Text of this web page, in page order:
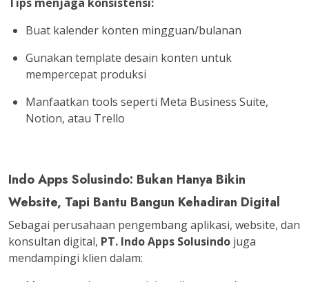
Buat kalender konten mingguan/bulanan
Gunakan template desain konten untuk
mempercepat produksi
Manfaatkan tools seperti Meta Business Suite,
Notion, atau Trello
Indo Apps Solusindo: Bukan Hanya Bikin
Website, Tapi Bantu Bangun Kehadiran Digital
Sebagai perusahaan pengembangaplikasi, website, dan
konsultan digital, PT. Indo Apps Solusindo juga
mendampingi klien dalam: